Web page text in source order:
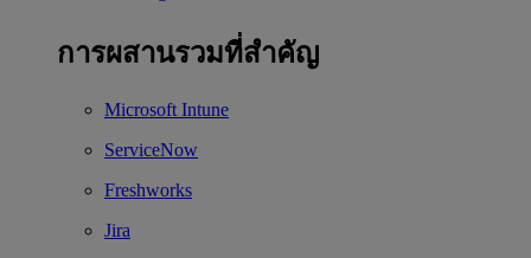
การผสานรวมที่สำคัญ
Microsoft Intune
ServiceNow
Freshworks
Jira